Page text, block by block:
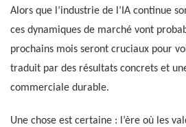
Alors que l’industrie de l’IA continue
ces dynamiques de marché vont
prochains mois seront cruciaux pour
traduit par des résultats concrets et
commerciale durable.
Une chose est certaine : l’ère où les